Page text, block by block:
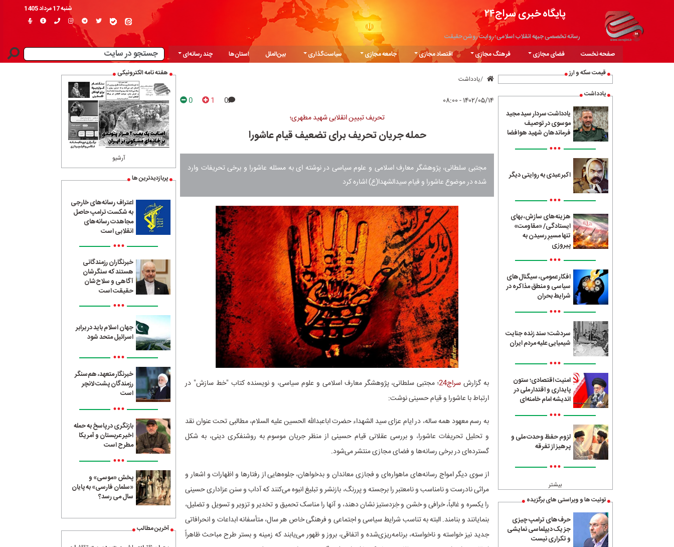
پایگاه خبری سراج۲۴
رسانه تخصصی جبهه انقلاب اسلامی؛ روایت روشن حقیقت
شنبه 17 مرداد 1405
صفحه نخست فضای مجازی فرهنگ مجازی اقتصاد مجازی جامعه مجازی سیاست‌گذاری بین‌الملل استان‌ها
چند رسانه‌ای
قیمت سکه و ارز
یادداشت
یادداشت سردار سید مجید
موسوی در توصیف
فرماندهان شهید هوافضا
•••
اکبر عبدی به روایتی دیگر
•••
هزینه‌های سازش، بهای
ایستادگی/ «مقاومت»
تنها مسیرِ رسیدن به
پیروزی
•••
افکار عمومی، سیگنال‌های
سیاسی و منطق مذاکره در
شرایط بحران
•••
سردشت؛ سند زنده جنایت
شیمیایی علیه مردم ایران
•••
امنیت اقتصادی؛ ستون
پایداری و اقتدار ملی در
اندیشه امام خامنه‌ای
•••
لزوم حفظ وحدت ملی و
پرهیز از تفرقه
•••
بیشتر
توئیت ها و ویراستی های برگزیده
حرف‌های ترامپ چیزی
جز یک دیپلماسی نمایشی
و تکراری نیست
یادداشت
۱۴۰۲/۰۵/۱۴ - ۰۸:۰۰ 0
1
0
تحریف تبیین انقلابی شهید مطهری؛
حمله جریان تحریف برای تضعیف قیام عاشورا
مجتبی سلطانی، پژوهشگر معارف اسلامی و علوم سیاسی در نوشته ای به مسئله عاشورا و برخی تحریفات وارد
شده در موضوع عاشورا و قیام سیدالشهدا(ع) اشاره کرد
به گزارش سراج24
؛ مجتبی سلطانی، پژوهشگر معارف اسلامی و علوم سیاسی، و نویسنده کتاب "خط سازش" در
ارتباط با عاشورا و قیام حسینی نوشت:
به رسم معهود همه ساله، در ایام عزای سید الشهداء حضرت اباعبدالله الحسین علیه السلام، مطالبی تحت عنوان نقد
و تحلیل تحریفات عاشورا، و بررسی عقلانی قیام حسینی از منظر جریان موسوم به روشنفکری دینی، به شکل
گسترده‌ای در برخی رسانه‌ها و فضای مجازی منتشر می‌شود.
از سوی دیگر امواج رسانه‌های ماهواره‌ای و فجازی معاندان و بدخواهان، جلوه‌هایی از رفتارها و اظهارات و اشعار و
مراثی نادرست و نامناسب و نامعتبر را برجسته و پررنگ، بازنشر و تبلیغ انبوه می‌کنند که آداب و سنن عزاداری‌ حسینی
را یکسره و غالباً، خرافی و خشن و خِرَدستیز نشان دهند، و آنها را مناسک تحمیق و تخدیر و تزویر و تسویل و تضلیل،
بنمایانند و بنامند. البته به تناسب شرایط سیاسی و اجتماعی و فرهنگی خاص هر سال، متأسفانه ابداعات و انحرافاتی
جدید نیز خواسته و ناخواسته، برنامه‌ریزی‌شده و اتفاقی، بروز و ظهور می‌یابند که زمینه و بستر طرح مباحث ظاهراً
هفته نامه الکترونیکی
آرشیو
پربازدیدترین ها
اعتراف رسانه‌های خارجی
به شکست ترامپ حاصل
مجاهدت رسانه‌های
انقلابی است
•••
خبرنگاران رزمندگانی
هستند که سنگرشان
آگاهی و سلاح‌شان
حقیقت است
•••
جهان اسلام باید در برابر
اسرائیل متحد شود
•••
خبرنگار متعهد، هم‌سنگر
رزمندگان پشت لانچر
است
•••
بازنگری در پاسخ به حمله
اخیر عربستان و آمریکا
مطرح است
•••
پخش «موسی» و
«سلمان فارسی» به پایان
سال می رسد؟
آخرین مطالب